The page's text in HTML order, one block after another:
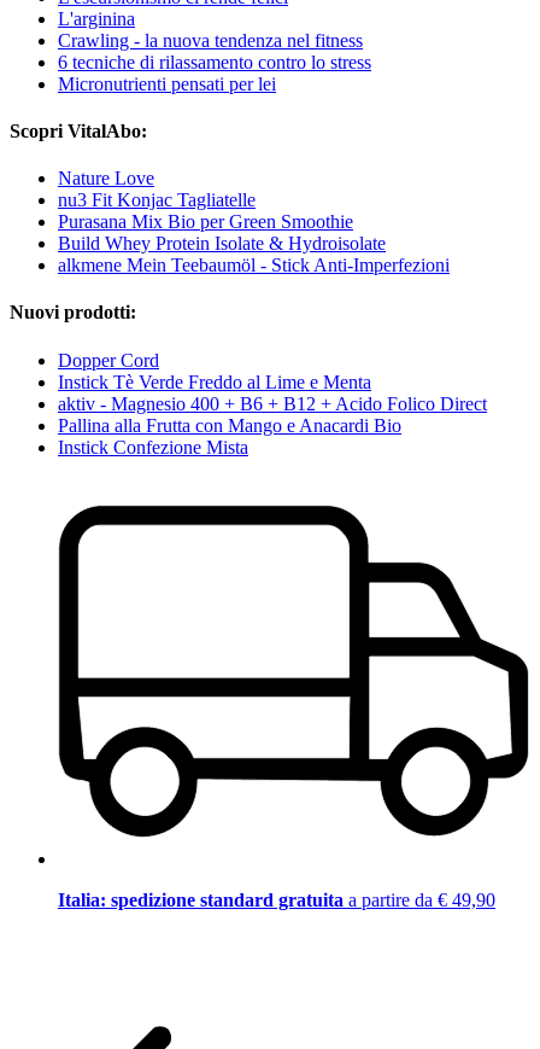
L'arginina
Crawling - la nuova tendenza nel fitness
6 tecniche di rilassamento contro lo stress
Micronutrienti pensati per lei
Scopri VitalAbo:
Nature Love
nu3 Fit Konjac Tagliatelle
Purasana Mix Bio per Green Smoothie
Build Whey Protein Isolate & Hydroisolate
alkmene Mein Teebaumöl - Stick Anti-Imperfezioni
Nuovi prodotti:
Dopper Cord
Instick Tè Verde Freddo al Lime e Menta
aktiv - Magnesio 400 + B6 + B12 + Acido Folico Direct
Pallina alla Frutta con Mango e Anacardi Bio
Instick Confezione Mista
Italia: spedizione standard gratuita a partire da € 49,90